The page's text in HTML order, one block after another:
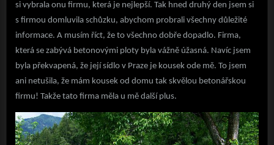
si vybrala onu firmu, která je nejlepší. Tak hned druhý den jsem si
s firmou domluvila schůzku, abychom probrali všechny důležité
informace. A musím říct, že to všechno dobře dopadlo. Firma,
která se zabývá betonovými ploty byla vážně úžasná. Navíc jsem
byla překvapená, že její sídlo v Praze je kousek ode mě. To jsem
ani netušila, že mám kousek od domu tak skvělou betonářskou
firmu! Takže tato firma měla u mě další plus.